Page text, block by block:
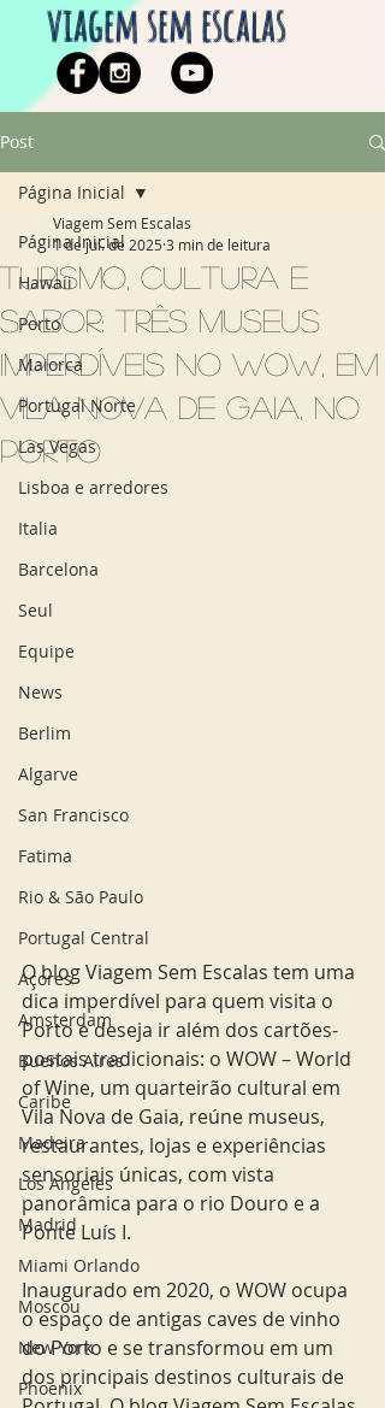
viagem sem escalas
Post
Página Inicial
Hawaii
Porto
Maiorca
Portugal Norte
Las Vegas
Lisboa e arredores
Italia
Barcelona
Seul
Equipe
News
Berlim
Algarve
San Francisco
Fatima
Rio & São Paulo
Portugal Central
Açores
Amsterdam
Buenos Aires
Caribe
Madeira
Los Angeles
Madrid
Miami Orlando
Moscou
New York
Phoenix
Página Inicial
Turismo, cultura e
sabor: três museus
imperdíveis no WOW, em
Vila Nova de Gaia, no
Porto
Viagem Sem Escalas
1 de jul. de 2025 3 min de leitura
O blog Viagem Sem Escalas tem uma
dica imperdível para quem visita o
Porto e deseja ir além dos cartões-
postais tradicionais: o WOW – World
of Wine, um quarteirão cultural em
Vila Nova de Gaia, reúne museus,
restaurantes, lojas e experiências
sensoriais únicas, com vista
panorâmica para o rio Douro e a
Ponte Luís I.
Inaugurado em 2020, o WOW ocupa
o espaço de antigas caves de vinho
do Porto e se transformou em um
dos principais destinos culturais de